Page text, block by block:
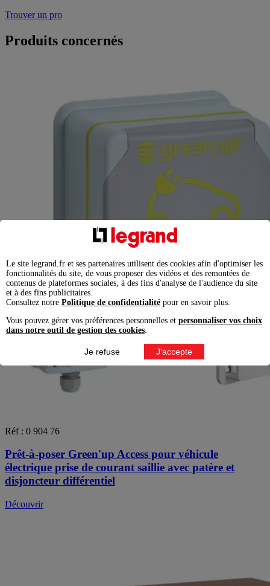
Trouver un pro
Produits concernés
Réf : 0 904 76
Prêt-à-poser Green'up Access pour véhicule
électrique prise de courant saillie avec patère et
disjoncteur différentiel
Découvrir
Le site legrand.fr et ses partenaires utilisent des cookies afin d'optimiser les
fonctionnalités du site, de vous proposer des vidéos et des remontées de
contenus de plateformes sociales, à des fins d'analyse de l'audience du site
et à des fins publicitaires.
Consultez notre Politique de confidentialité pour en savoir plus.
Vous pouvez gérer vos préférences personnelles et personnaliser vos choix
dans notre outil de gestion des cookies
Je refuse J'accepte